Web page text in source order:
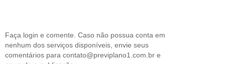
Faça login e comente. Caso não possua conta em
nenhum dos serviços disponíveis, envie seus
comentários para contato@previplano1.com.br e